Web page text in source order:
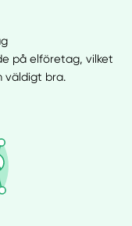
på elföretag, vilket
väldigt bra.